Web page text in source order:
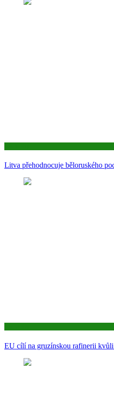
Litva přehodnocuje běloruského
EU cílí na gruzínskou rafinerii